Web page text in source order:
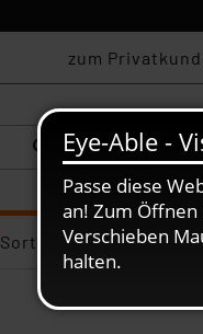
zum
Sortiments-Deals